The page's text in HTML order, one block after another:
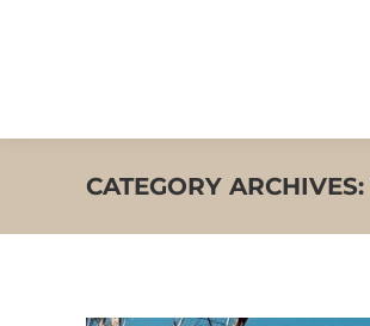
CATEGORY ARCHIVES: